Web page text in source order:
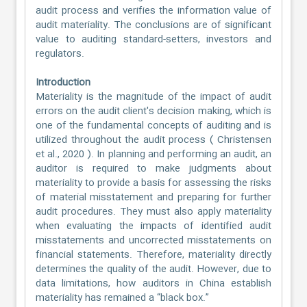
audit process and verifies the information value of
audit materiality. The conclusions are of significant
value to auditing standard-setters, investors and
regulators.
Introduction
Materiality is the magnitude of the impact of audit
errors on the audit client's decision making, which is
one of the fundamental concepts of auditing and is
utilized throughout the audit process ( Christensen
et al., 2020 ). In planning and performing an audit, an
auditor is required to make judgments about
materiality to provide a basis for assessing the risks
of material misstatement and preparing for further
audit procedures. They must also apply materiality
when evaluating the impacts of identified audit
misstatements and uncorrected misstatements on
financial statements. Therefore, materiality directly
determines the quality of the audit. However, due to
data limitations, how auditors in China establish
materiality has remained a “black box.”